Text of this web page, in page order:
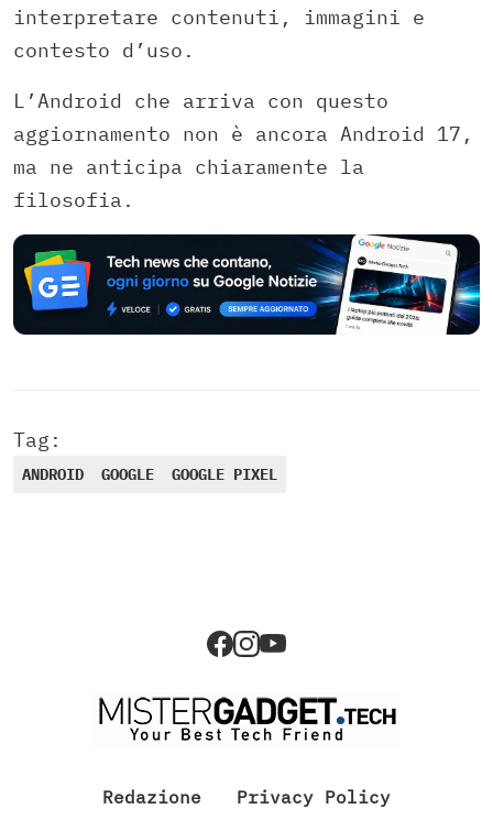
interpretare contenuti, immagini e
contesto d’uso.
L’Android che arriva con questo
aggiornamento non è ancora Android 17,
ma ne anticipa chiaramente la
filosofia.
Tag:
ANDROID GOOGLE GOOGLE PIXEL
Redazione Privacy Policy